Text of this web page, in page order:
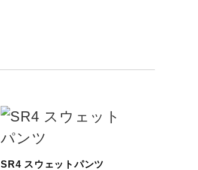
SR4 スウェットパンツ